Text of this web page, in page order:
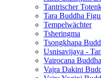
Tantrischer
Tara Buddha
Tempelwächter
Tsheringma
Tsongkhapa
Usnisavijaya -
Vairocana
Vajra Dakini